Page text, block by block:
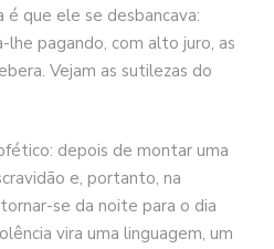
é que ele se desbancava:
lhe pagando, com alto juro, as
Vejam as sutilezas do
depois de montar uma
e, portanto, na
se da noite para o dia
vira uma linguagem, um